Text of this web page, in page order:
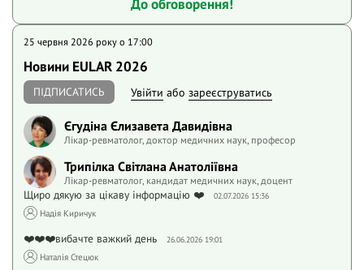
25 червня 2026 року o 17:00
Новини EULAR 2026
ПІДПИСАТИСЬ Увійти або зареєструватись
Єгудіна Єлизавета Давидівна
Лікар-ревматолог, доктор медичних наук, професор
Трипілка Світлана Анатоліївна
Лікар-ревматолог, кандидат медичних наук, доцент
Щиро дякую за цікаву інформацію ❤️ 02.07.2026 15:36
Надія Киричук
❤️❤️❤️вибачте важкий день 26.06.2026 19:01
Наталія Стецюк